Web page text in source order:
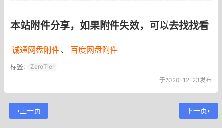
本站附件分享，如果附件失效，可以去找找看
诚通网盘附件 、 百度网盘附件
标签:
ZeroTier
于2020-12-23发布
上一页 下一页